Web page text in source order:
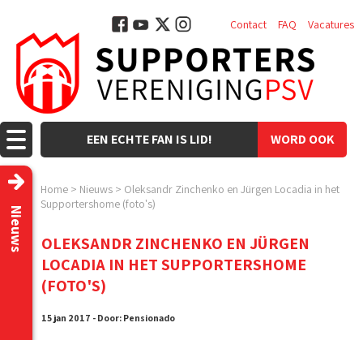
WORD OOK
EEN ECHTE FAN IS LID!
Contact FAQ Vacatures
Home > Nieuws > Oleksandr Zinchenko en Jürgen Locadia in het
Supportershome (foto's)
Nieuws
OLEKSANDR ZINCHENKO EN JÜRGEN
LOCADIA IN HET SUPPORTERSHOME
(FOTO'S)
15 jan 2017 - Door: Pensionado